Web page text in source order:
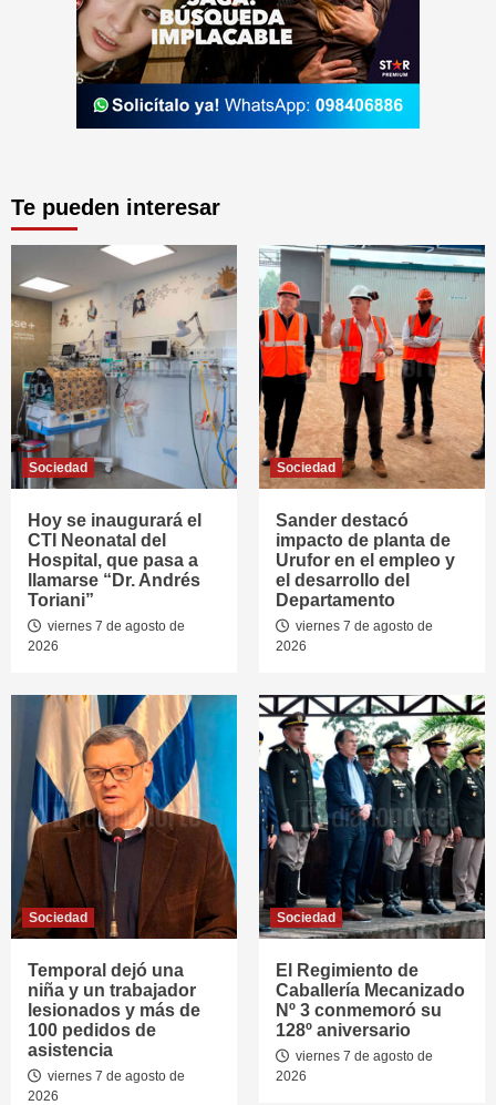
Te pueden interesar
Sociedad
Hoy se inaugurará el
CTI Neonatal del
Hospital, que pasa a
llamarse “Dr. Andrés
Toriani”
viernes 7 de agosto de
2026
Sociedad
Sander destacó
impacto de planta de
Urufor en el empleo y
el desarrollo del
Departamento
viernes 7 de agosto de
2026
Sociedad
Temporal dejó una
niña y un trabajador
lesionados y más de
100 pedidos de
asistencia
viernes 7 de agosto de
2026
Sociedad
El Regimiento de
Caballería Mecanizado
Nº 3 conmemoró su
128º aniversario
viernes 7 de agosto de
2026